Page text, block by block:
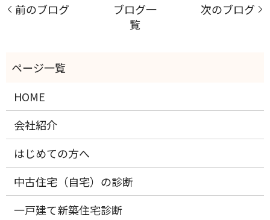
前のブログ
ブログ一
覧
次のブログ
HOME
会社紹介
はじめての方へ
中古住宅（自宅）の診断
一戸建て新築住宅診断